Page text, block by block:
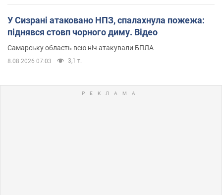
У Сизрані атаковано НПЗ, спалахнула пожежа:
піднявся стовп чорного диму. Відео
Самарську область всю ніч атакували БПЛА
8.08.2026 07:03 3,1 т.